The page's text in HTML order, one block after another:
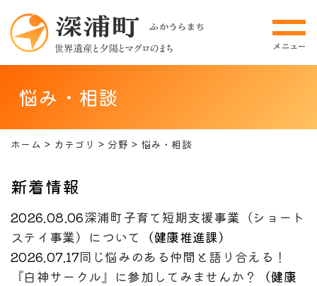
悩み・相談
ホーム カテゴリ 分野 悩み・相談
新着情報
2026.08.06深浦町子育て短期支援事業（ショート
ステイ事業）について
（健康推進課）
2026.07.17同じ悩みのある仲間と語り合える！
『白神サークル』に参加してみませんか？
（健康